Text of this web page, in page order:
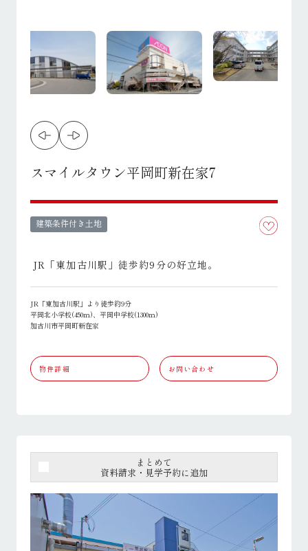
スマイルタウン平岡町新在家7
建築条件付き土地
JR「東加古川駅」徒歩約9分の好立地。
JR「東加古川駅」より徒歩約9分
平岡北小学校(450ｍ)、平岡中学校(1300ｍ)
加古川市平岡町新在家
物件詳細 お問い合わせ
まとめて
資料請求・見学予約に追加